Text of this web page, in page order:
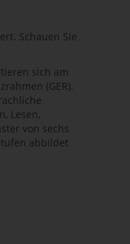
Schauen Sie
sich am
(GER).
Lesen,
von sechs
abbildet